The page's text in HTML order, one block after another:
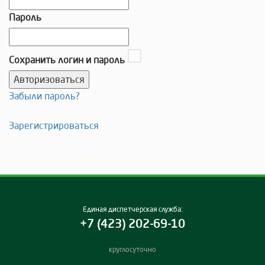
Пароль
Сохранить логин и пароль
Забыли пароль?
Зарегистрироваться
Единая диспетчерская служба:
+7 (423) 202-69-10
круглосуточно